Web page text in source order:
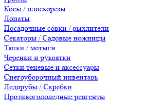
Косы / плоскорезы
Лопаты
Посадочные совки / рыхлители
Секаторы / Садовые ножницы
Тяпки / мотыги
Черенки и рукоятки
Сетки теневые и аксессуары
Снегоуборочный инвентарь
Ледорубы / Скребки
Противогололедные реагенты